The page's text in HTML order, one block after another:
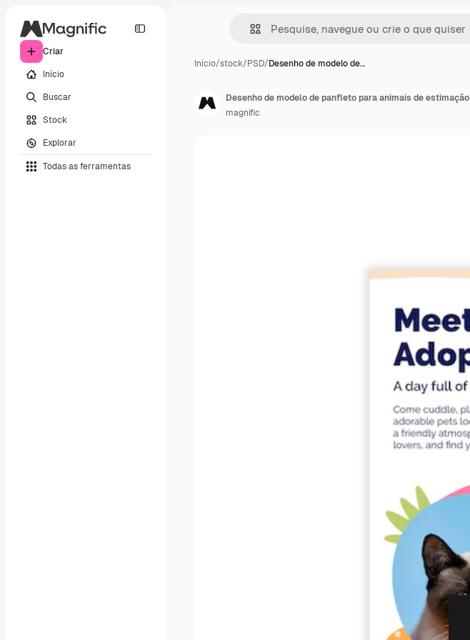
Criar
Início
Buscar
Stock
Explorar
Todas as ferramentas
Início/stock/PSD/Desenho de modelo de…
Desenho de modelo de panfleto para animais de estimação
magnific